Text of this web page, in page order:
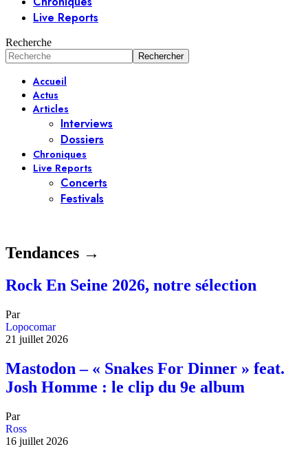
Live Reports
Recherche
Accueil
Actus
Articles
Interviews
Dossiers
Chroniques
Live Reports
Concerts
Festivals
Tendances →
Rock En Seine 2026, notre sélection
Par
Lopocomar
21 juillet 2026
Mastodon – « Snakes For Dinner » feat.
Josh Homme : le clip du 9e album
Par
Ross
16 juillet 2026